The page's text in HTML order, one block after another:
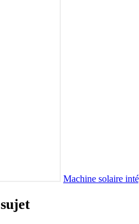
Machine solaire